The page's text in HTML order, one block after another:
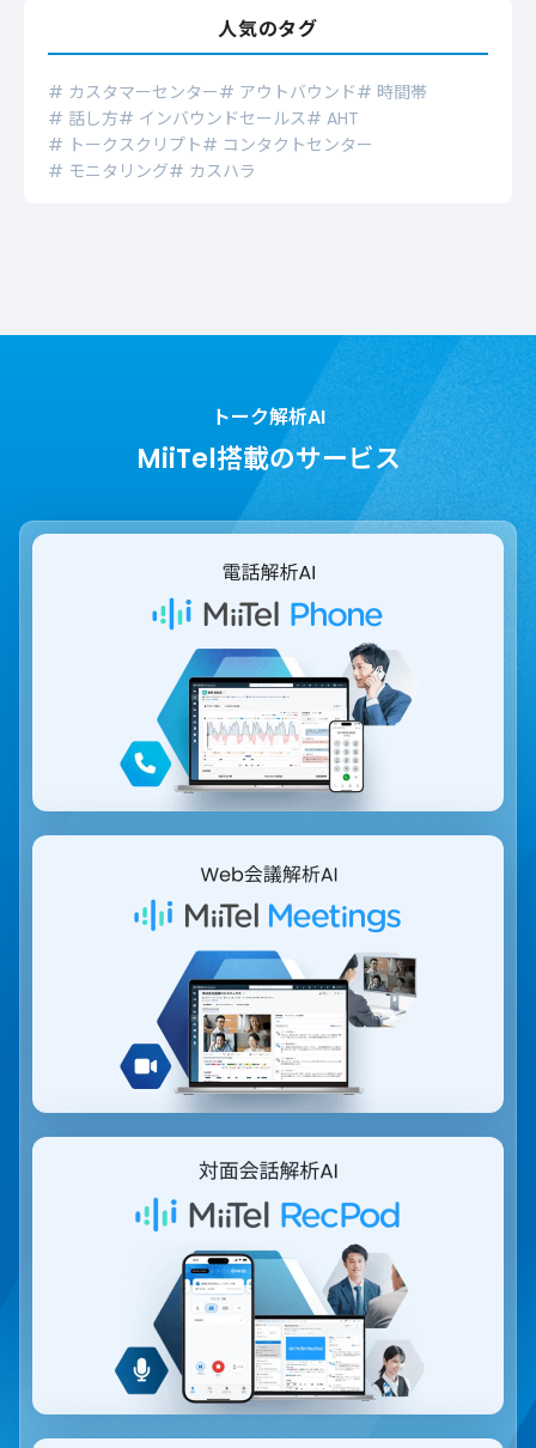
人気のタグ
# カスタマーセンター# アウトバウンド# 時間帯
# 話し方# インバウンドセールス# AHT
# トークスクリプト# コンタクトセンター
# モニタリング# カスハラ
トーク解析AI
MiiTel搭載のサービス